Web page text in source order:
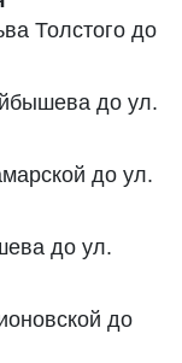
Толстого до
до ул.
до ул.
до ул.
до